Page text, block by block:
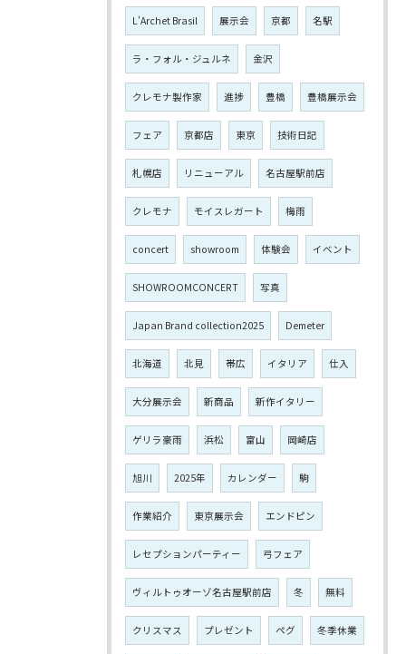
L'Archet Brasil 展示会 京都 名駅
ラ・フォル・ジュルネ 金沢
クレモナ製作家 進捗 豊橋 豊橋展示会
フェア 京都店 東京 技術日記
札幌店 リニューアル 名古屋駅前店
クレモナ モイスレガート 梅雨
concert showroom 体験会 イベント
SHOWROOMCONCERT 写真
Japan Brand collection2025 Demeter
北海道 北見 帯広 イタリア 仕入
大分展示会 新商品 新作イタリー
ゲリラ豪雨 浜松 富山 岡崎店
旭川 2025年 カレンダー 駒
作業紹介 東京展示会 エンドピン
レセプションパーティー 弓フェア
ヴィルトゥオーゾ名古屋駅前店 冬 無料
クリスマス プレゼント ペグ 冬季休業